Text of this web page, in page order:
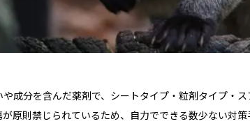
成分を含んだ薬剤で、シートタイプ・粒剤タイプ・
原則禁じられているため、自力でできる数少ない対策